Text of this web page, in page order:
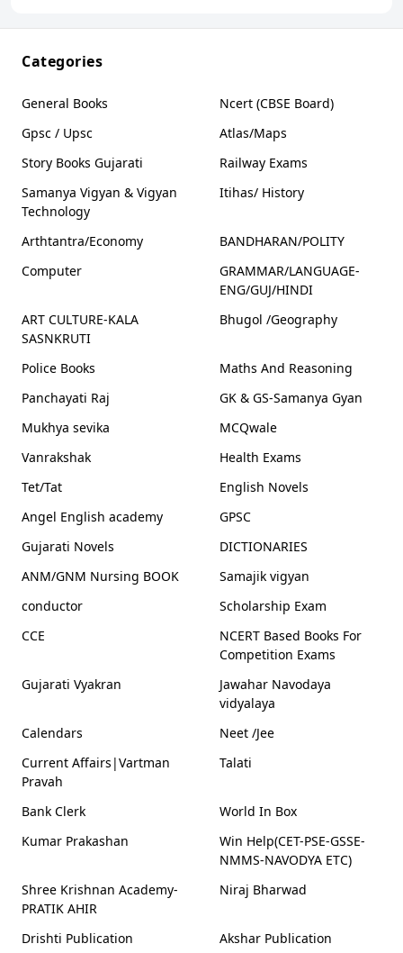
n
n
n
n
n
Categories
General Books
Ncert (CBSE Board)
Gpsc / Upsc
Atlas/Maps
Story Books Gujarati
Railway Exams
Samanya Vigyan & Vigyan
Technology
Itihas/ History
Arthtantra/Economy
BANDHARAN/POLITY
Computer
GRAMMAR/LANGUAGE-
ENG/GUJ/HINDI
ART CULTURE-KALA
SASNKRUTI
Bhugol /Geography
Police Books
Maths And Reasoning
Panchayati Raj
GK & GS-Samanya Gyan
Mukhya sevika
MCQwale
Vanrakshak
Health Exams
Tet/Tat
English Novels
Angel English academy
GPSC
Gujarati Novels
DICTIONARIES
ANM/GNM Nursing BOOK
Samajik vigyan
conductor
Scholarship Exam
CCE
NCERT Based Books For
Competition Exams
Gujarati Vyakran
Jawahar Navodaya
vidyalaya
Calendars
Neet /Jee
Current Affairs|Vartman
Pravah
Talati
Bank Clerk
World In Box
Kumar Prakashan
Win Help(CET-PSE-GSSE-
NMMS-NAVODYA ETC)
Shree Krishnan Academy-
PRATIK AHIR
Niraj Bharwad
Drishti Publication
Akshar Publication